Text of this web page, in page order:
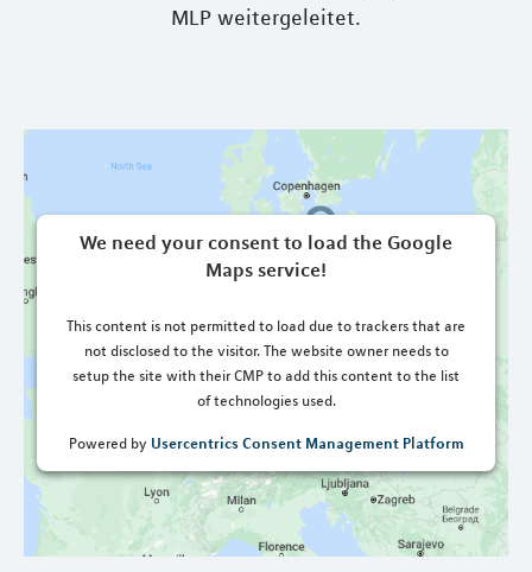
MLP weitergeleitet.
We need your consent to load the Google
Maps service!
This content is not permitted to load due to trackers that are
not disclosed to the visitor. The website owner needs to
setup the site with their CMP to add this content to the list
of technologies used.
Powered by Usercentrics Consent Management Platform